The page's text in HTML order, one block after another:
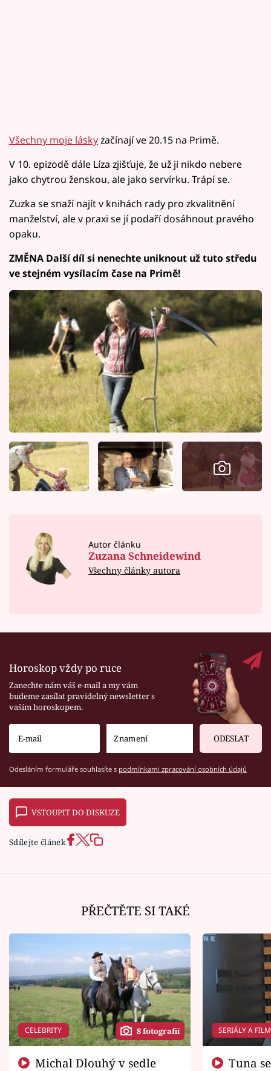
Všechny moje láskyzačínají ve 20.15 na Primě.
V 10. epizodě dále Líza zjišťuje, že už ji nikdo nebere
jako chytrou ženskou, ale jako servírku. Trápí se.
Zuzka se snaží najít v knihách rady pro zkvalitnění
manželství, ale v praxi se jí podaří dosáhnout pravého
opaku.
ZMĚNA Další díl si nenechte uniknout už tuto středu
ve stejném vysílacím čase na Primě!
Autor článku
Zuzana Schneidewind
Všechny články autora
Horoskop vždy po ruce
Zanechte nám váš e-mail a my vám
budeme zasílat pravidelný newsletter s
vaším horoskopem.
ODESLAT
Odesláním formuláře souhlasíte s podmínkami zpracování osobních údajů
VSTOUPIT DO DISKUZE
Sdílejte článek
PŘEČTĚTE SI TAKÉ
CELEBRITY 8 fotografií SERIÁLY A